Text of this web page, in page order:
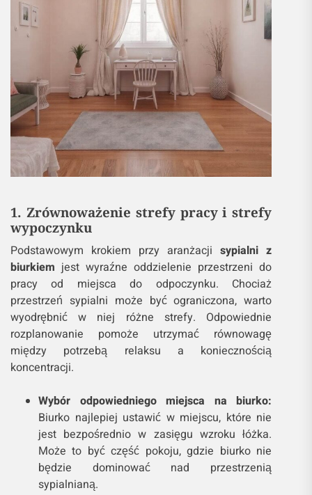
1. Zrównoważenie strefy pracy i strefy
wypoczynku
Podstawowym krokiem przy aranżacjisypialni z
biurkiem jest wyraźne oddzielenie przestrzeni do
pracy od miejsca do odpoczynku. Chociaż
przestrzeń sypialni może być ograniczona, warto
wyodrębnić w niej różne strefy. Odpowiednie
rozplanowanie pomoże utrzymać równowagę
między potrzebą relaksu a koniecznością
koncentracji.
Wybór odpowiedniego miejsca na biurko:
Biurko najlepiej ustawić w miejscu, które nie
jest bezpośrednio w zasięgu wzroku łóżka.
Może to być część pokoju, gdzie biurko nie
będzie dominować nad przestrzenią
sypialnianą.